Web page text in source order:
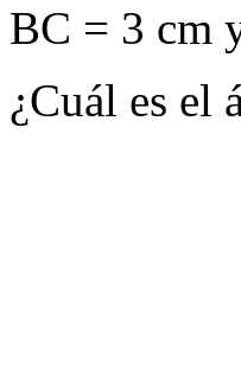
BC = 3 cm
¿Cuál es el